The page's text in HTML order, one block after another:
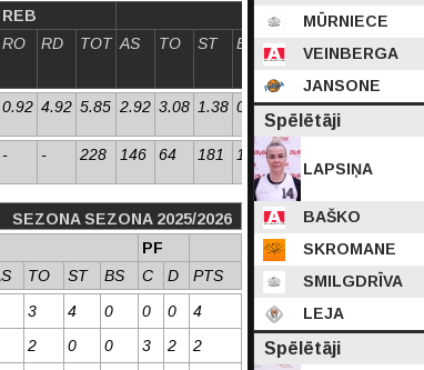
REB
PF
RO RD TOT AS TO ST BS
0.92 4.92 5.85 2.92 3.08 1.38 0.31 1.62 2.23 9.31 8.15
- - 228 146 64 181 151 -
SEZONA SEZONA 2025/2026
PF
TO ST BS C D
PTS
3 4 0 0 0
4
2 0 0 3 2
2
MŪRNIECE
VEINBERGA
JANSONE
Spēlētāji
LAPSIŅA
BAŠKO
SKROMANE
SMILGDRĪVA
LEJA
Spēlētāji